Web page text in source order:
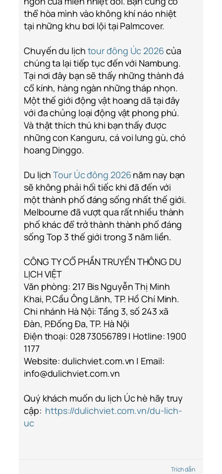
thể hòa mình vào không khí náo nhiệt
tại những khu bơi lội tại Palmcover.
Chuyến du lịch tour đông Úc 2026 của
chúng ta lại tiếp tục đến với Nambung.
Tại nơi đây bạn sẽ thấy những thành đá
cổ kính, hàng ngàn những tháp nhọn.
Một thế giới động vật hoang dã tại đây
với đa chủng loại động vật phong phú.
Và thật thích thú khi bạn thấy được
những con Kanguru, cá voi lưng gù, chó
hoang Dinggo.
Du lịchTour Úc đông 2026 năm nay bạn
sẽ không phải hối tiếc khi đã đến với
một thành phố đáng sống nhất thế giới.
Melbourne đã vượt qua rất nhiều thành
phố khác để trở thành thành phố đáng
sống Top 3 thế giới trong 3 năm liền.
CÔNG TY CỔ PHẦN TRUYỀN THÔNG DU
LỊCH VIỆT
Văn phòng: 217 Bis Nguyễn Thị Minh
Khai, P.Cầu Ông Lãnh, TP. Hồ Chí Minh.
Chi nhánh Hà Nội: Tầng 3, số 243 xã
Đàn, P.Đống Đa, TP. Hà Nội
Điện thoại: 028 73056789 | Hotline: 1900
1177
Website: dulichviet.com.vn | Email:
info@dulichviet.com.vn
Quý khách muốn du lịch Úc hè hãy truy
cập: https://dulichviet.com.vn/du-lich-
uc
Trích dẫn